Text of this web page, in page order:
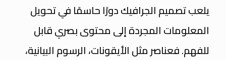
يلعب تصميم الجرافيك دورًا حاسمًا في تحويل
المعلومات المجردة إلى محتوى بصري قابل
للفهم. فعناصر مثل الأيقونات، الرسوم البيانية،